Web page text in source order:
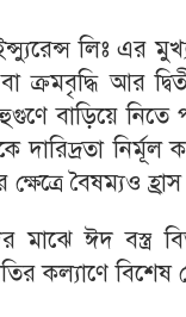
লিঃ এর
ক্রমবৃদ্ধি আর
বাড়িয়ে
দারিদ্রতা
বৈষম্যও হ্রাস
মাঝে ঈদ বস্ত্র
কল্যাণে বিশেষ